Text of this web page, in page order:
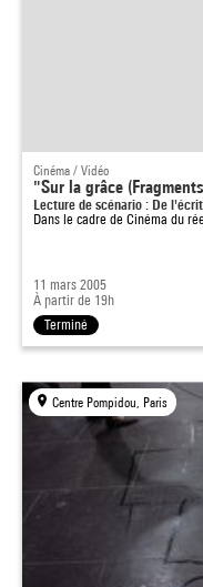
Cinéma / Vidéo
"Sur la grâce
Lecture de scénario : De
Dans le cadre de Cinéma du
11 mars 2005
À partir de 19h
Terminé
Centre Pompidou, Paris